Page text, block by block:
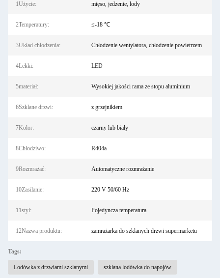
1Użycie: mięso, jedzenie, lody
2Temperatury: ≤-18 ℃
3Układ chłodzenia: Chłodzenie wentylatora, chłodzenie powietrzem
4Lekki: LED
5materiał: Wysokiej jakości rama ze stopu aluminium
6Szklane drzwi: z grzejnikiem
7Kolor: czarny lub biały
8Chłodziwo: R404a
9Rozmrażać: Automatyczne rozmrażanie
10Zasilanie: 220 V 50/60 Hz
11styl: Pojedyncza temperatura
12Nazwa produktu: zamrażarka do szklanych drzwi supermarketu
Tags:
Lodówka z drzwiami szklanymi szklana lodówka do napojów